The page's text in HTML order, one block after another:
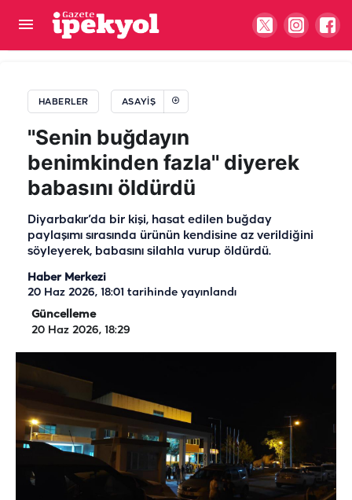
HABERLER ASAYIŞ
''Senin buğdayın
benimkinden fazla'' diyerek
babasını öldürdü
Diyarbakır’da bir kişi, hasat edilen buğday
paylaşımı sırasında ürünün kendisine az verildiğini
söyleyerek, babasını silahla vurup öldürdü.
Haber Merkezi
20 Haz 2026, 18:01 tarihinde yayınlandı
Güncelleme
20 Haz 2026, 18:29
Tur gezisi hastanede bitti: 12 turist Şanlıurfa’da